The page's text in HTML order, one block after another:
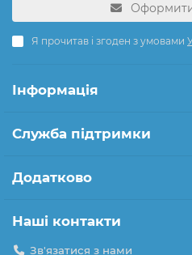
Я прочитав і згоден з умовами
Інформація
Служба підтримки
Додатково
Наші контакти
Зв'язатися з нами